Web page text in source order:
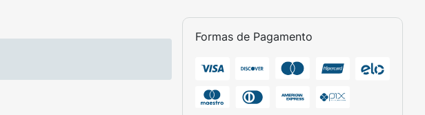
Formas de Pagamento